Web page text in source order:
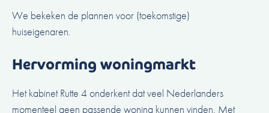
We bekeken de plannen voor (toekomstige)
huiseigenaren.
Hervorming woningmarkt
Het kabinet Rutte 4 onderkent dat veel Nederlanders
momenteel geen passende woning kunnen vinden. Met